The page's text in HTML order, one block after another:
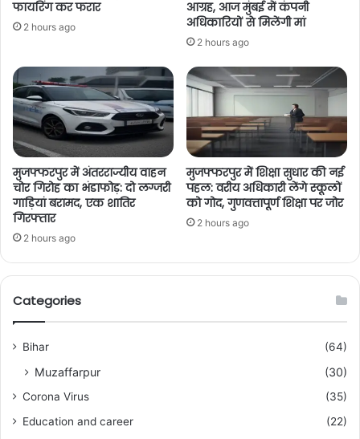
फायरिंग कर फरार
2 hours ago
आग्रह, आज मुंबई में कंपनी
अधिकारियों से मिलेंगी मां
2 hours ago
मुजफ्फरपुर में अंतरराज्यीय वाहन
चोर गिरोह का भंडाफोड़: दो लग्जरी
गाड़ियां बरामद, एक शातिर
गिरफ्तार
2 hours ago
मुजफ्फरपुर में शिक्षा सुधार की नई
पहल: वरीय अधिकारी लेंगे स्कूलों
को गोद, गुणवत्तापूर्ण शिक्षा पर जोर
2 hours ago
Categories
Bihar (64)
Muzaffarpur (30)
Corona Virus
(35)
Education and career
(22)